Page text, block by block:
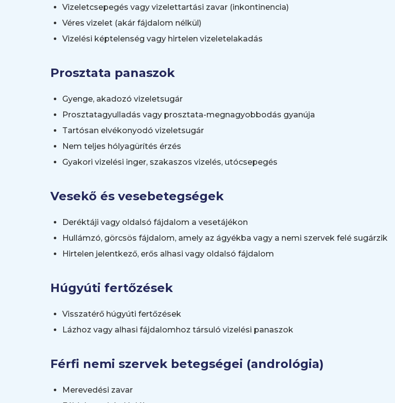
Vizeletcsepegés vagy vizelettartási zavar (inkontinencia)
Véres vizelet (akár fájdalom nélkül)
Vizelési képtelenség vagy hirtelen vizeletelakadás
Prosztata panaszok
Gyenge, akadozó vizeletsugár
Prosztatagyulladás vagy prosztata-megnagyobbodás gyanúja
Tartósan elvékonyodó vizeletsugár
Nem teljes hólyagürítés érzés
Gyakori vizelési inger, szakaszos vizelés, utócsepegés
Vesekő és vesebetegségek
Deréktáji vagy oldalsó fájdalom a vesetájékon
Hullámzó, görcsös fájdalom, amely az ágyékba vagy a nemi szervek felé sugárzik
Hirtelen jelentkező, erős alhasi vagy oldalsó fájdalom
Húgyúti fertőzések
Visszatérő húgyúti fertőzések
Lázhoz vagy alhasi fájdalomhoz társuló vizelési panaszok
Férfi nemi szervek betegségei (andrológia)
Merevedési zavar